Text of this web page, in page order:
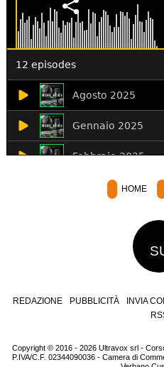
HOME
REDAZIONE PUBBLICITÀ INVIA
Copyright © 2016 - 2026 Ultravox srl -
P.IVA/C.F. 02344090036 - Camera di